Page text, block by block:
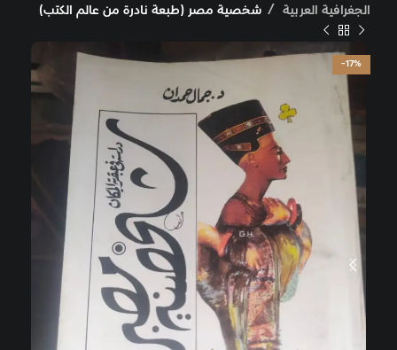
الجغرافية العربية
شخصية مصر (طبعة نادرة من عالم الكتب)
-17%